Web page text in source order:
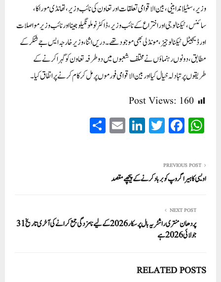
وزیر، سٹیلا ندابینی، بین الاقوامی تعلقات اور تعاون کی نائب وزیر، تھانڈی موراکا،
سائنس، ٹیکنالوجی اور اختراع کے نائب وزیر، ڈاکٹر نوملونگیلو جینا اور نائب وزیر مواصلات
اور ڈیجیٹل ٹیکنالوجیز، مونڈلی بھی موجود تھے۔ دریں اثنا، وزیر خارجہ ایس جے شنکر کے
مطابق، دونوں رہنماؤں نے مختلف شعبوں میں دوطرفہ تعاون کو گہرا کرنے کے
طریقوں پر تبادلہ خیال کیا اور بین الاقوامی فورموں پر مل کر کام کرنے پر اتفاق کیا۔
Post Views: 160
W
ha
A
pp
Fa
ce
ok
T
wi
r
Li
nk
In
E
m
PREVIOUS POST
اویسی کا ہیرا گروپ کو برباد کرنے کے پیچھے مقصد
NEXT POST
پردھان منتری راشٹریہ بال پرسکار 2026 کے لیے نامزدگی جمع کرانے کی آخری تاریخ 31
جولائی 2026 ہے
RELATED POSTS